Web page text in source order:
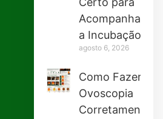
Acompanhar
a Incubação
agosto 6, 2026
Como Fazer
Ovoscopia
Corretamente: